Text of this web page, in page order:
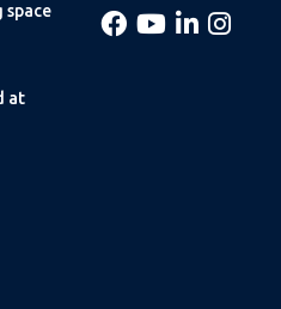
space
at